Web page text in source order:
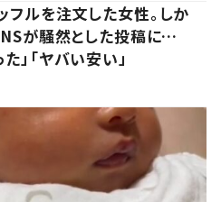
フルを注文した女性。しか
が騒然とした投稿に…
」「ヤバい安い」